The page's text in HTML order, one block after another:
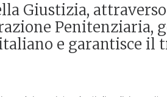
Giustizia,
Penitenziaria,
e garantisce il